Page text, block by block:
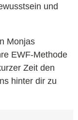
und
Monjas
EWF-Methode
Zeit den
hinter dir zu